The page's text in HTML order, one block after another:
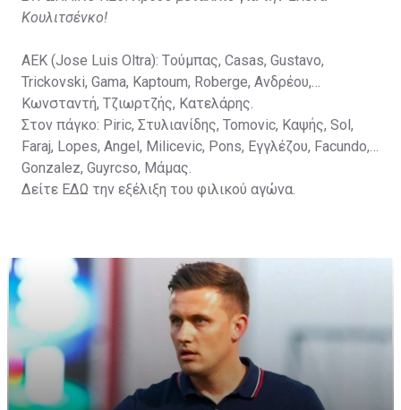
Κουλιτσένκο!
ΑΕΚ (Jose Luis Oltra): Tούμπας, Casas, Gustavo,
Trickovski, Gama, Κaptoum, Roberge, Aνδρέου,
Κωνσταντή, Τζιωρτζής, Κατελάρης.
Στον πάγκο: Piric, Στυλιανίδης, Tomovic, Καψής, Sol,
Faraj, Lopes, Angel, Milicevic, Pons, Εγγλέζου, Facundo,
Gonzalez, Guyrcso, Μάμας.
Δείτε ΕΔΩ την εξέλιξη του φιλικού αγώνα.